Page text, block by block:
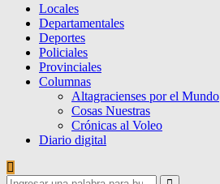
Locales
Departamentales
Deportes
Policiales
Provinciales
Columnas
Altagracienses por el Mundo
Cosas Nuestras
Crónicas al Voleo
Diario digital
Search